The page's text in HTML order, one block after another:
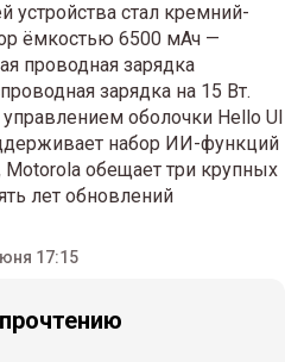
устройства стал кремний-
ёмкостью 6500 мАч —
проводная зарядка
зарядка на 15 Вт.
оболочки Hello UI
набор ИИ-функций
Motorola обещает три крупных
лет обновлений
17:15